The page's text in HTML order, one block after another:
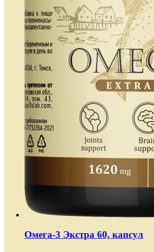
Омега-3 Экстра 60, капсул